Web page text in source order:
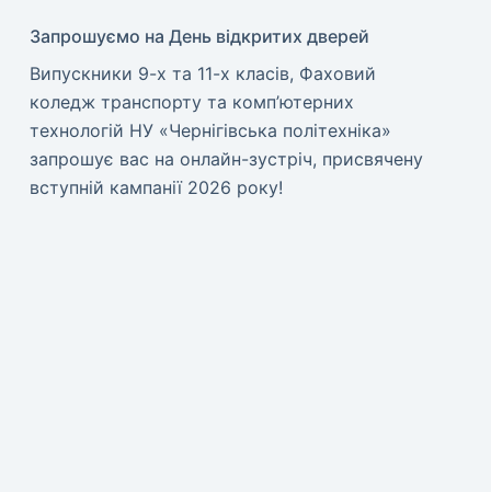
Запрошуємо на День відкритих дверей
Випускники 9-х та 11-х класів, Фаховий
коледж транспорту та комп’ютерних
технологій НУ «Чернігівська політехніка»
запрошує вас на онлайн-зустріч, присвячену
вступній кампанії 2026 року!